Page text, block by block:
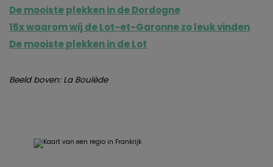
De mooiste plekken in de Dordogne
15x waarom wij de Lot-et-Garonne zo leuk vinden
De mooiste plekken in de Lot
Beeld boven: La Boulède